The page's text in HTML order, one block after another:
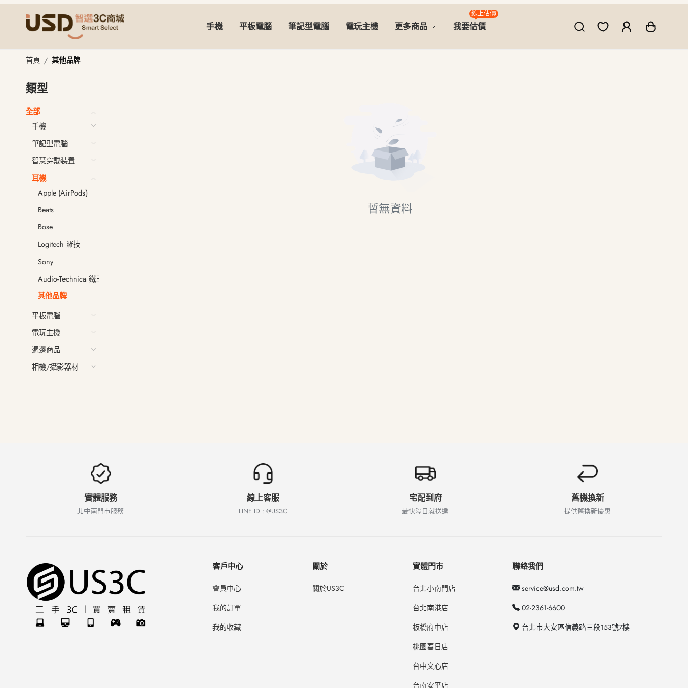
手機 平板電腦 筆記型電腦 電玩主機 更多商品 我要估價
線上估價
其他品牌
首頁 其他品牌
類型
全部
手機
筆記型電腦
智慧穿戴裝置
耳機
Apple (AirPods)
Beats
Bose
Logitech 羅技
Sony
Audio-Technica 鐵三角
其他品牌
平板電腦
電玩主機
週邊商品
相機/攝影器材
暫無資料
實體服務
北中南門市服務
線上客服
LINE ID : @US3C
宅配到府
最快隔日就送達
舊機換新
提供舊換新優惠
客戶中心
會員中心
我的訂單
我的收藏
關於
關於US3C
實體門市
台北小南門店
台北南港店
板橋府中店
桃園春日店
台中文心店
台南安平店
聯絡我們
service@usd.com.tw
02-2361-6600
台北市大安區信義路三段153號7樓